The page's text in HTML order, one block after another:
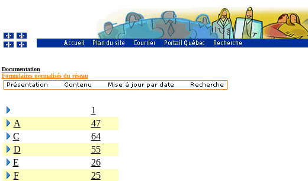
Documentation
Formulaires normalisés du réseau
1
A
47
C
64
D
55
E
26
F
25